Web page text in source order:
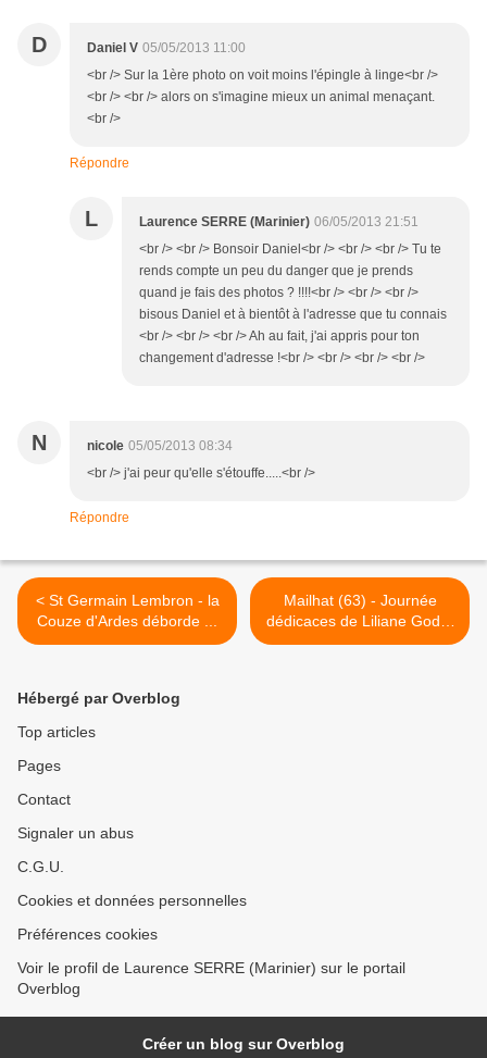
D Daniel V 05/05/2013 11:00
<br /> Sur la 1ère photo on voit moins l'épingle à linge<br />
<br /> <br /> alors on s'imagine mieux un animal menaçant.
<br />
Répondre
L Laurence SERRE (Marinier) 06/05/2013 21:51
<br /> <br /> Bonsoir Daniel<br /> <br /> <br /> Tu te
rends compte un peu du danger que je prends
quand je fais des photos ? !!!!<br /> <br /> <br />
bisous Daniel et à bientôt à l'adresse que tu connais
<br /> <br /> <br /> Ah au fait, j'ai appris pour ton
changement d'adresse !<br /> <br /> <br /> <br />
N nicole 05/05/2013 08:34
<br /> j'ai peur qu'elle s'étouffe.....<br />
Répondre
< St Germain Lembron - la
Couze d'Ardes déborde ...
Mailhat (63) - Journée
dédicaces de Liliane Godat
... >
Hébergé par Overblog
Top articles
Pages
Contact
Signaler un abus
C.G.U.
Cookies et données personnelles
Préférences cookies
Voir le profil de Laurence SERRE (Marinier) sur le portail
Overblog
Créer un blog sur Overblog